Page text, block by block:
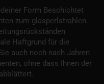
Form Beschichtet
zum glasperlstrahlen.
Haftgrund für die
auch noch nach Jahren
ohne dass Ihnen der